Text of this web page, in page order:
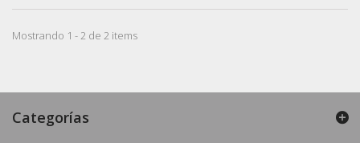
Mostrando 1 - 2 de 2 items
Categorías